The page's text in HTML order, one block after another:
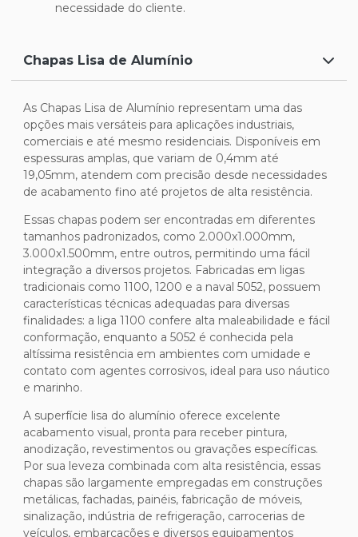
necessidade do cliente.
Chapas Lisa de Alumínio
As Chapas Lisa de Alumínio representam uma das
opções mais versáteis para aplicações industriais,
comerciais e até mesmo residenciais. Disponíveis em
espessuras amplas, que variam de 0,4mm até
19,05mm, atendem com precisão desde necessidades
de acabamento fino até projetos de alta resistência.
Essas chapas podem ser encontradas em diferentes
tamanhos padronizados, como 2.000x1.000mm,
3.000x1.500mm, entre outros, permitindo uma fácil
integração a diversos projetos. Fabricadas em ligas
tradicionais como 1100, 1200 e a naval 5052, possuem
características técnicas adequadas para diversas
finalidades: a liga 1100 confere alta maleabilidade e fácil
conformação, enquanto a 5052 é conhecida pela
altíssima resistência em ambientes com umidade e
contato com agentes corrosivos, ideal para uso náutico
e marinho.
A superfície lisa do alumínio oferece excelente
acabamento visual, pronta para receber pintura,
anodização, revestimentos ou gravações específicas.
Por sua leveza combinada com alta resistência, essas
chapas são largamente empregadas em construções
metálicas, fachadas, painéis, fabricação de móveis,
sinalização, indústria de refrigeração, carrocerias de
veículos, embarcações e diversos equipamentos